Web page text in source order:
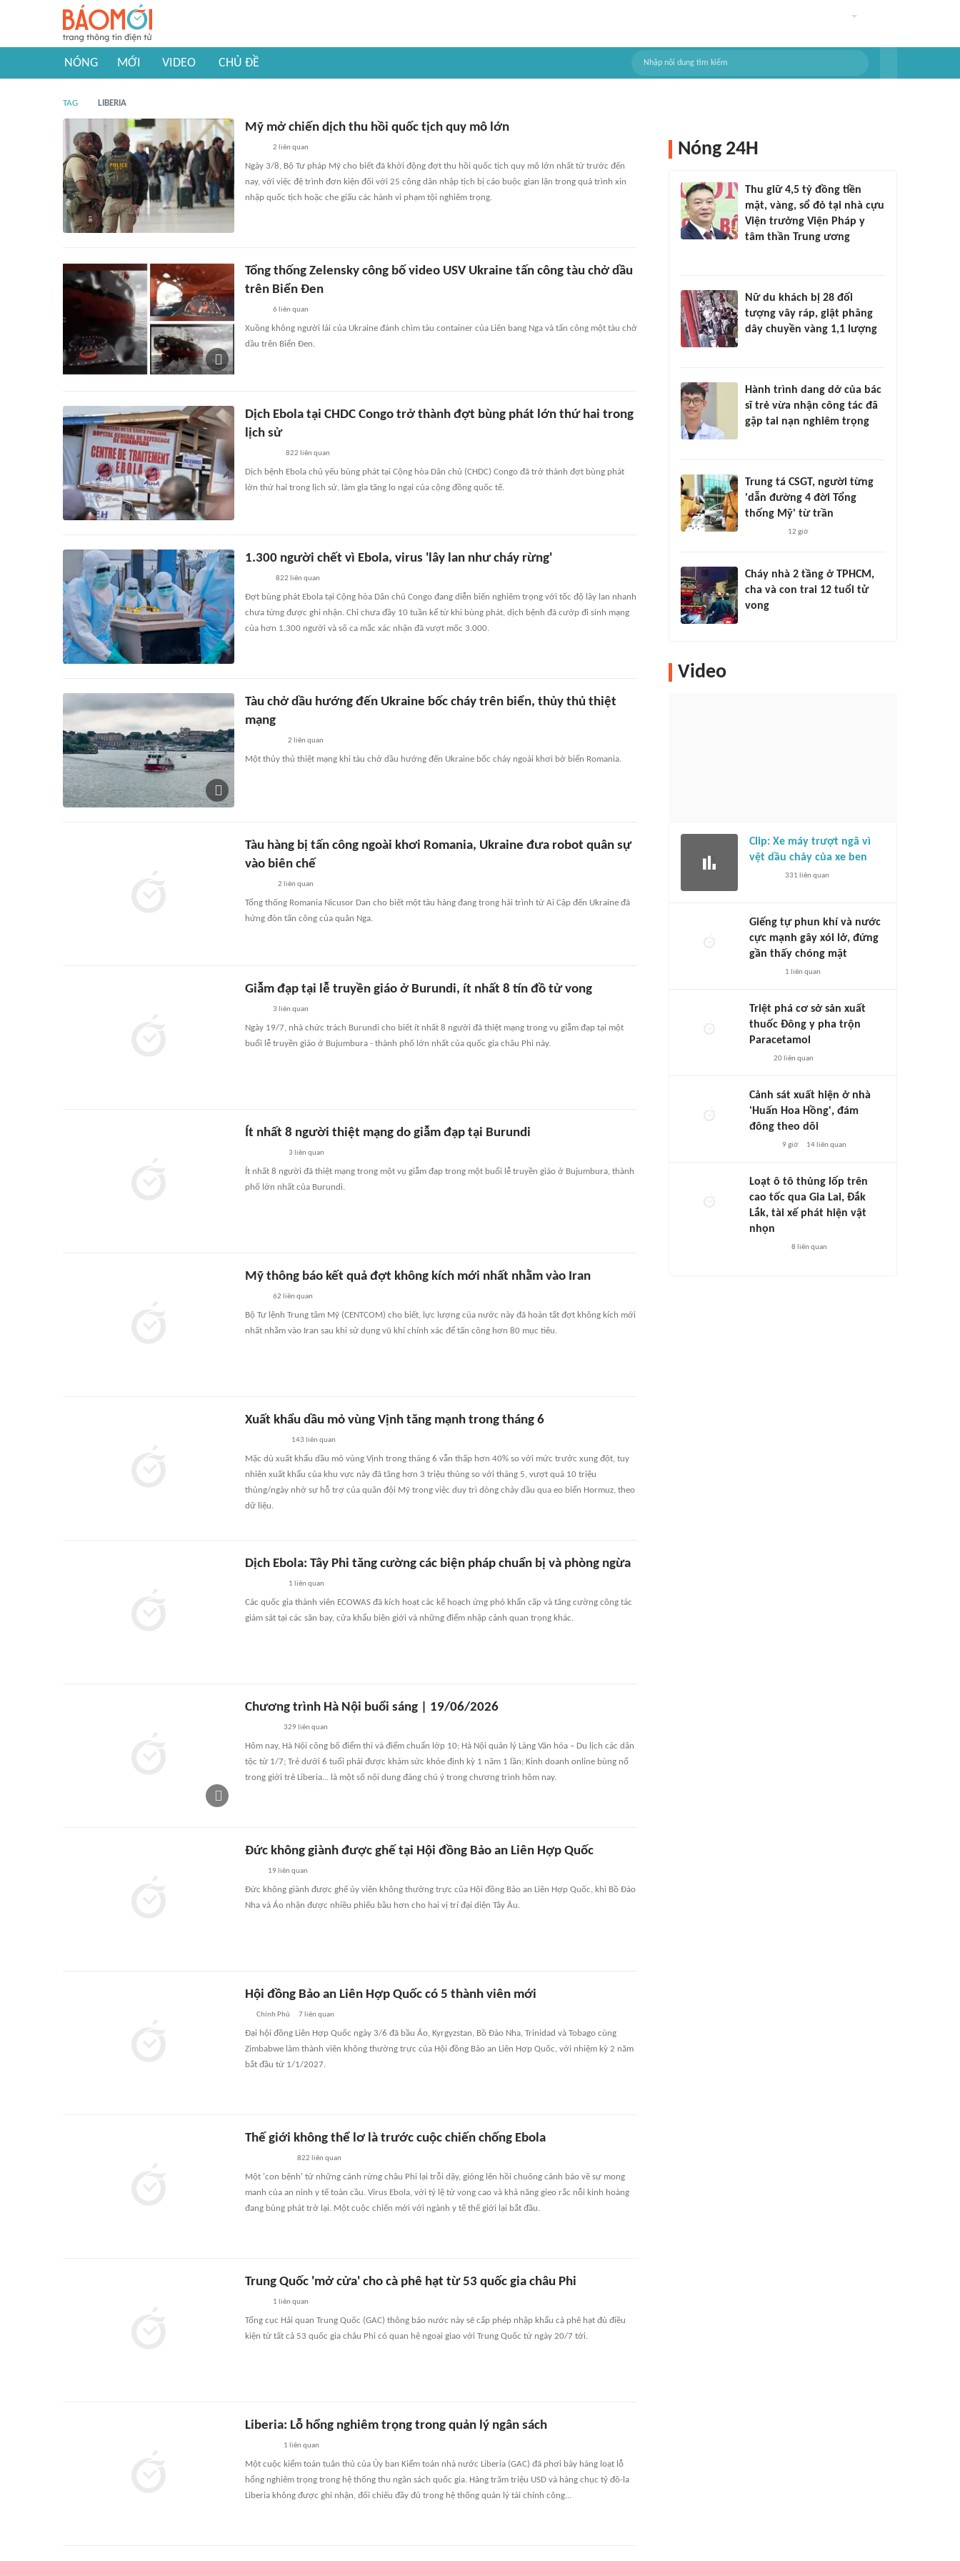
NÓNG MỚI VIDEO CHỦ ĐỀ
TAG LIBERIA
Mỹ mở chiến dịch thu hồi quốc tịch quy mô lớn
2 liên quan
Ngày 3/8, Bộ Tư pháp Mỹ cho biết đã khởi động đợt thu hồi quốc tịch quy mô lớn nhất từ trước đến
nay, với việc đệ trình đơn kiện đối với 25 công dân nhập tịch bị cáo buộc gian lận trong quá trình xin
nhập quốc tịch hoặc che giấu các hành vi phạm tội nghiêm trọng.
Tổng thống Zelensky công bố video USV Ukraine tấn công tàu chở dầu
trên Biển Đen
6 liên quan
Xuồng không người lái của Ukraine đánh chìm tàu container của Liên bang Nga và tấn công một tàu chở
dầu trên Biển Đen.
Dịch Ebola tại CHDC Congo trở thành đợt bùng phát lớn thứ hai trong
lịch sử
822 liên quan
Dịch bệnh Ebola chủ yếu bùng phát tại Cộng hòa Dân chủ (CHDC) Congo đã trở thành đợt bùng phát
lớn thứ hai trong lịch sử, làm gia tăng lo ngại của cộng đồng quốc tế.
1.300 người chết vì Ebola, virus 'lây lan như cháy rừng'
822 liên quan
Đợt bùng phát Ebola tại Cộng hòa Dân chủ Congo đang diễn biến nghiêm trọng với tốc độ lây lan nhanh
chưa từng được ghi nhận. Chỉ chưa đầy 10 tuần kể từ khi bùng phát, dịch bệnh đã cướp đi sinh mạng
của hơn 1.300 người và số ca mắc xác nhận đã vượt mốc 3.000.
Tàu chở dầu hướng đến Ukraine bốc cháy trên biển, thủy thủ thiệt
mạng
2 liên quan
Một thủy thủ thiệt mạng khi tàu chở dầu hướng đến Ukraine bốc cháy ngoài khơi bờ biển Romania.
Tàu hàng bị tấn công ngoài khơi Romania, Ukraine đưa robot quân sự
vào biên chế
2 liên quan
Tổng thống Romania Nicusor Dan cho biết một tàu hàng đang trong hải trình từ Ai Cập đến Ukraine đã
hứng đòn tấn công của quân Nga.
Giẫm đạp tại lễ truyền giáo ở Burundi, ít nhất 8 tín đồ tử vong
3 liên quan
Ngày 19/7, nhà chức trách Burundi cho biết ít nhất 8 người đã thiệt mạng trong vụ giẫm đạp tại một
buổi lễ truyền giáo ở Bujumbura - thành phố lớn nhất của quốc gia châu Phi này.
Ít nhất 8 người thiệt mạng do giẫm đạp tại Burundi
3 liên quan
Ít nhất 8 người đã thiệt mạng trong một vụ giẫm đạp trong một buổi lễ truyền giáo ở Bujumbura, thành
phố lớn nhất của Burundi.
Mỹ thông báo kết quả đợt không kích mới nhất nhằm vào Iran
62 liên quan
Bộ Tư lệnh Trung tâm Mỹ (CENTCOM) cho biết, lực lượng của nước này đã hoàn tất đợt không kích mới
nhất nhằm vào Iran sau khi sử dụng vũ khí chính xác để tấn công hơn 80 mục tiêu.
Xuất khẩu dầu mỏ vùng Vịnh tăng mạnh trong tháng 6
143 liên quan
Mặc dù xuất khẩu dầu mỏ vùng Vịnh trong tháng 6 vẫn thấp hơn 40% so với mức trước xung đột, tuy
nhiên xuất khẩu của khu vực này đã tăng hơn 3 triệu thùng so với tháng 5, vượt quá 10 triệu
thùng/ngày nhờ sự hỗ trợ của quân đội Mỹ trong việc duy trì dòng chảy dầu qua eo biển Hormuz, theo
dữ liệu.
Dịch Ebola: Tây Phi tăng cường các biện pháp chuẩn bị và phòng ngừa
1 liên quan
Các quốc gia thành viên ECOWAS đã kích hoạt các kế hoạch ứng phó khẩn cấp và tăng cường công tác
giám sát tại các sân bay, cửa khẩu biên giới và những điểm nhập cảnh quan trọng khác.
Chương trình Hà Nội buổi sáng | 19/06/2026
329 liên quan
Hôm nay, Hà Nội công bố điểm thi và điểm chuẩn lớp 10; Hà Nội quản lý Làng Văn hóa – Du lịch các dân
tộc từ 1/7; Trẻ dưới 6 tuổi phải được khám sức khỏe định kỳ 1 năm 1 lần; Kinh doanh online bùng nổ
trong giới trẻ Liberia... là một số nội dung đáng chú ý trong chương trình hôm nay.
Đức không giành được ghế tại Hội đồng Bảo an Liên Hợp Quốc
19 liên quan
Đức không giành được ghế ủy viên không thường trực của Hội đồng Bảo an Liên Hợp Quốc, khi Bồ Đào
Nha và Áo nhận được nhiều phiếu bầu hơn cho hai vị trí đại diện Tây Âu.
Hội đồng Bảo an Liên Hợp Quốc có 5 thành viên mới
Chính Phủ 7 liên quan
Đại hội đồng Liên Hợp Quốc ngày 3/6 đã bầu Áo, Kyrgyzstan, Bồ Đào Nha, Trinidad và Tobago cùng
Zimbabwe làm thành viên không thường trực của Hội đồng Bảo an Liên Hợp Quốc, với nhiệm kỳ 2 năm
bắt đầu từ 1/1/2027.
Thế giới không thể lơ là trước cuộc chiến chống Ebola
822 liên quan
Một 'con bệnh' từ những cánh rừng châu Phi lại trỗi dậy, gióng lên hồi chuông cảnh báo về sự mong
manh của an ninh y tế toàn cầu. Virus Ebola, với tỷ lệ tử vong cao và khả năng gieo rắc nỗi kinh hoàng
đang bùng phát trở lại. Một cuộc chiến mới với ngành y tế thế giới lại bắt đầu.
Trung Quốc 'mở cửa' cho cà phê hạt từ 53 quốc gia châu Phi
1 liên quan
Tổng cục Hải quan Trung Quốc (GAC) thông báo nước này sẽ cấp phép nhập khẩu cà phê hạt đủ điều
kiện từ tất cả 53 quốc gia châu Phi có quan hệ ngoại giao với Trung Quốc từ ngày 20/7 tới.
Liberia: Lỗ hổng nghiêm trọng trong quản lý ngân sách
1 liên quan
Một cuộc kiểm toán tuân thủ của Ủy ban Kiểm toán nhà nước Liberia (GAC) đã phơi bày hàng loạt lỗ
hổng nghiêm trọng trong hệ thống thu ngân sách quốc gia. Hàng trăm triệu USD và hàng chục tỷ đô-la
Liberia không được ghi nhận, đối chiếu đầy đủ trong hệ thống quản lý tài chính công...
Nóng 24H
Thu giữ 4,5 tỷ đồng tiền
mặt, vàng, sổ đỏ tại nhà cựu
Viện trưởng Viện Pháp y
tâm thần Trung ương
Nữ du khách bị 28 đối
tượng vây ráp, giật phăng
dây chuyền vàng 1,1 lượng
Hành trình dang dở của bác
sĩ trẻ vừa nhận công tác đã
gặp tai nạn nghiêm trọng
Trung tá CSGT, người từng
'dẫn đường 4 đời Tổng
thống Mỹ' từ trần
12 giờ
Cháy nhà 2 tầng ở TPHCM,
cha và con trai 12 tuổi tử
vong
Video
Clip: Xe máy trượt ngã vì
vệt dầu chảy của xe ben
331 liên quan
Giếng tự phun khí và nước
cực mạnh gây xói lở, đứng
gần thấy chóng mặt
1 liên quan
Triệt phá cơ sở sản xuất
thuốc Đông y pha trộn
Paracetamol
20liên quan
Cảnh sát xuất hiện ở nhà
'Huấn Hoa Hồng', đám
đông theo dõi
9 giờ 14liên quan
Loạt ô tô thủng lốp trên
cao tốc qua Gia Lai, Đắk
Lắk, tài xế phát hiện vật
nhọn
8 liên quan